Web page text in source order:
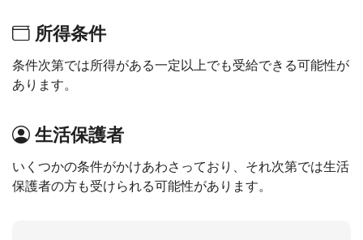
所得条件
条件次第では所得がある一定以上でも受給できる可能性が
あります。
生活保護者
いくつかの条件がかけあわさっており、それ次第では生活
保護者の方も受けられる可能性があります。